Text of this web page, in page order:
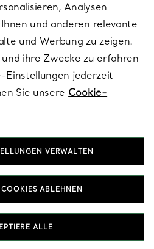
2026
Analysen
und anderen relevante
und Werbung zu zeigen.
ihre Zwecke zu erfahren
Einstellungen jederzeit
Sie unsere Cookie-
VERWALTEN
ABLEHNEN
ALLE